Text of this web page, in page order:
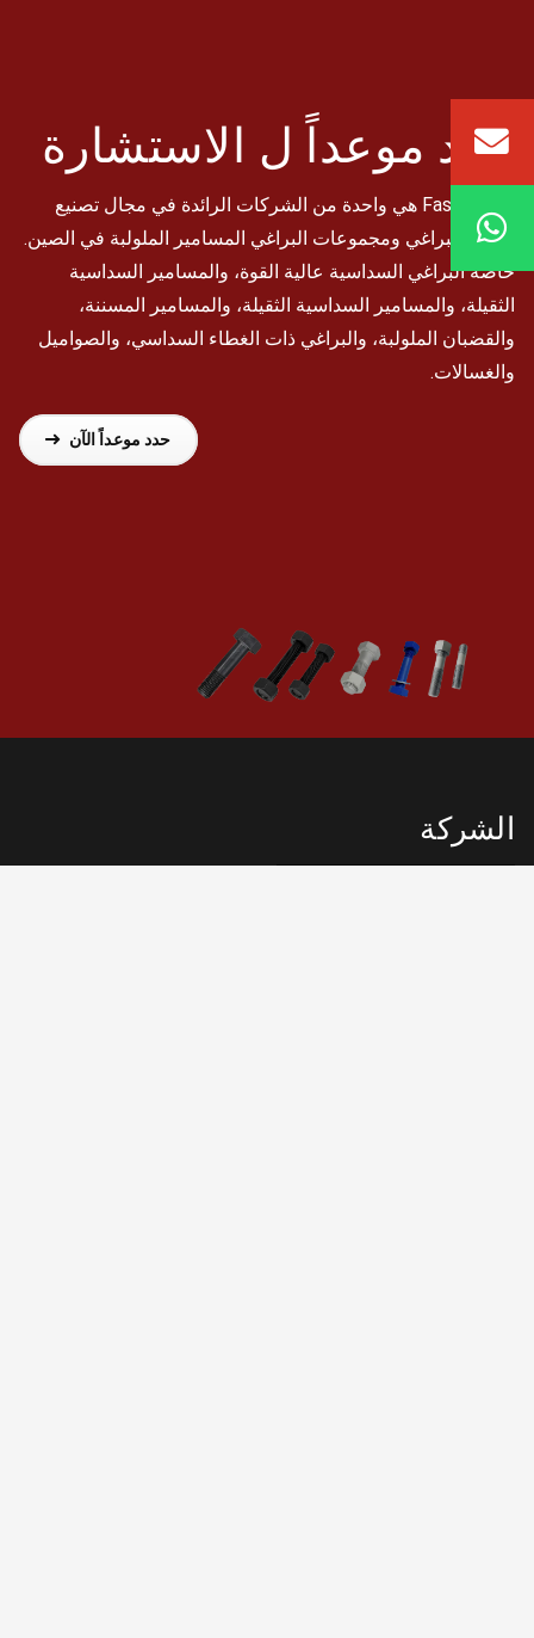
حدد موعداً ل الاستشارة
Fastenwell هي واحدة من الشركات الرائدة في مجال تصنيع
وتوريد البراغي ومجموعات البراغي المسامير الملولبة في الصين.
خاصةً البراغي السداسية عالية القوة، والمسامير السداسية
الثقيلة، والمسامير السداسية الثقيلة، والمسامير المسننة،
والقضبان الملولبة، والبراغي ذات الغطاء السداسي، والصواميل
والغسالات.
حدد موعداً الآن
الشركة